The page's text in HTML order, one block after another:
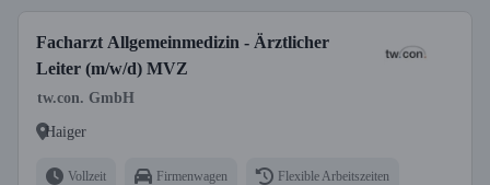
Facharzt Allgemeinmedizin - Ärztlicher
Leiter (m/w/d) MVZ
tw.con. GmbH
Haiger
Vollzeit Firmenwagen Flexible Arbeitszeiten